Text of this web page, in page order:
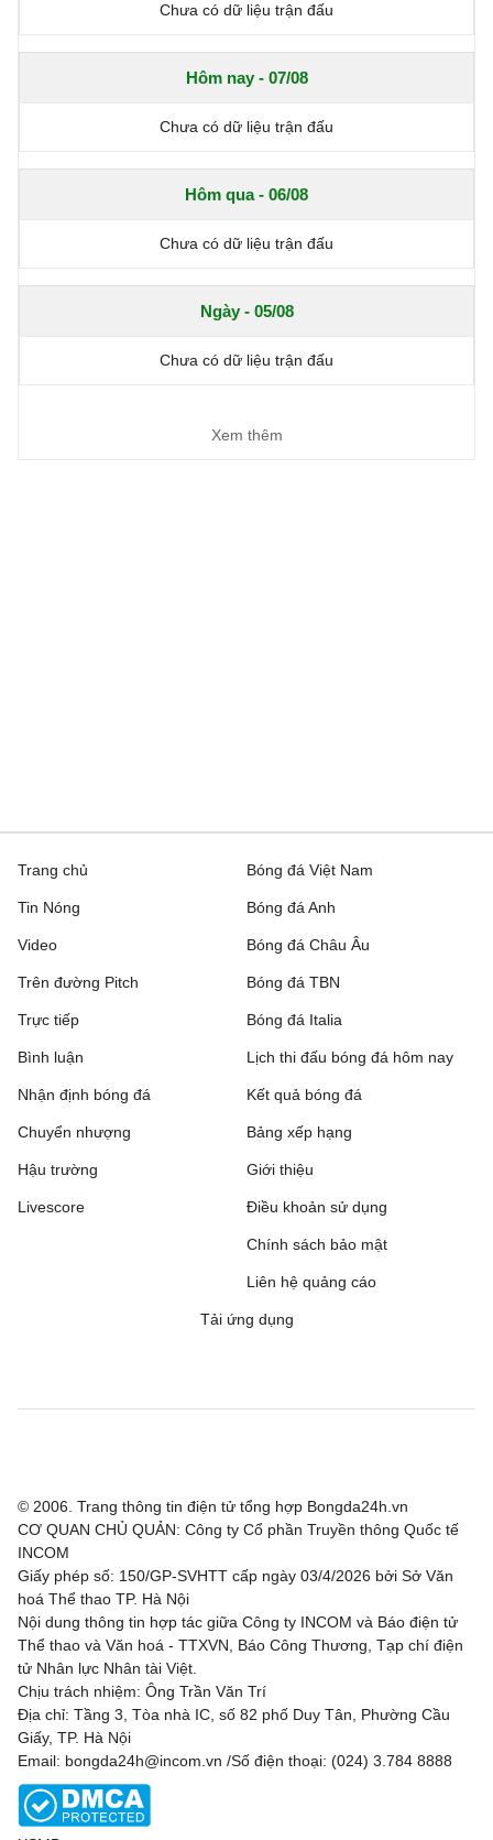
Chưa có dữ liệu trận đấu
Hôm nay - 07/08
Chưa có dữ liệu trận đấu
Hôm qua - 06/08
Chưa có dữ liệu trận đấu
Ngày - 05/08
Chưa có dữ liệu trận đấu
Xem thêm
Trang chủ
Tin Nóng
Video
Trên đường Pitch
Trực tiếp
Bóng đá Việt Nam
Bóng đá Anh
Bóng đá Châu Âu
Bóng đá TBN
Bóng đá Italia
Bình luận
Nhận định bóng đá
Chuyển nhượng
Hậu trường
Livescore
Lịch thi đấu bóng đá hôm nay
Kết quả bóng đá
Bảng xếp hạng
Giới thiệu
Điều khoản sử dụng
Chính sách bảo mật
Liên hệ quảng cáo
Tải ứng dụng
© 2006. Trang thông tin điện tử tổng hợp Bongda24h.vn
CƠ QUAN CHỦ QUẢN: Công ty Cổ phần Truyền thông Quốc tế
INCOM
Giấy phép số: 150/GP-SVHTT cấp ngày 03/4/2026 bởi Sở Văn
hoá Thể thao TP. Hà Nội
Nội dung thông tin hợp tác giữa Công ty INCOM và Báo điện tử
Thể thao và Văn hoá - TTXVN, Báo Công Thương, Tạp chí điện
tử Nhân lực Nhân tài Việt.
Chịu trách nhiệm: Ông Trần Văn Trí
Địa chỉ: Tầng 3, Tòa nhà IC, số 82 phố Duy Tân, Phường Cầu
Giấy, TP. Hà Nội
Email: bongda24h@incom.vn /Số điện thoại: (024) 3.784 8888